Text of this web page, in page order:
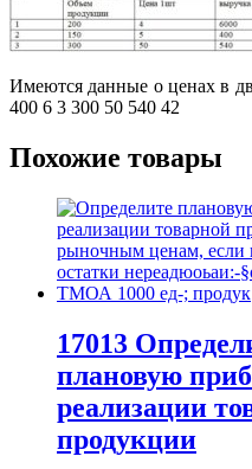
Имеются данные о ценах в
400 6 3 300 50 540 42
Похожие товары
17013
плановую
реализации
продукции